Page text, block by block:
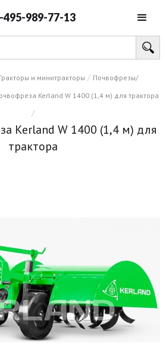
495-989-77-13
и минитракторы / Почвофрезы/
Kerland W 1400 (1,4 м) для трактора
/
Kerland W 1400 (1,4 м) для
трактора